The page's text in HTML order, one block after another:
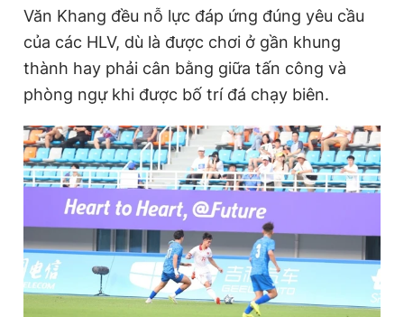
Văn Khang đều nỗ lực đáp ứng đúng yêu cầu
của các HLV, dù là được chơi ở gần khung
thành hay phải cân bằng giữa tấn công và
phòng ngự khi được bố trí đá chạy biên.